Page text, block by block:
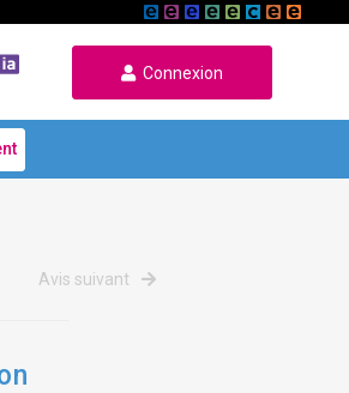
Connexion
Avis suivant